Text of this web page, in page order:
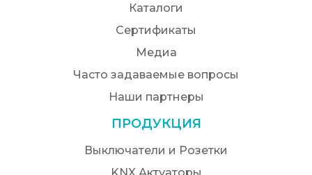
Каталоги
Сертификаты
Медиа
Часто задаваемые вопросы
Наши партнеры
ПРОДУКЦИЯ
Выключатели и Розетки